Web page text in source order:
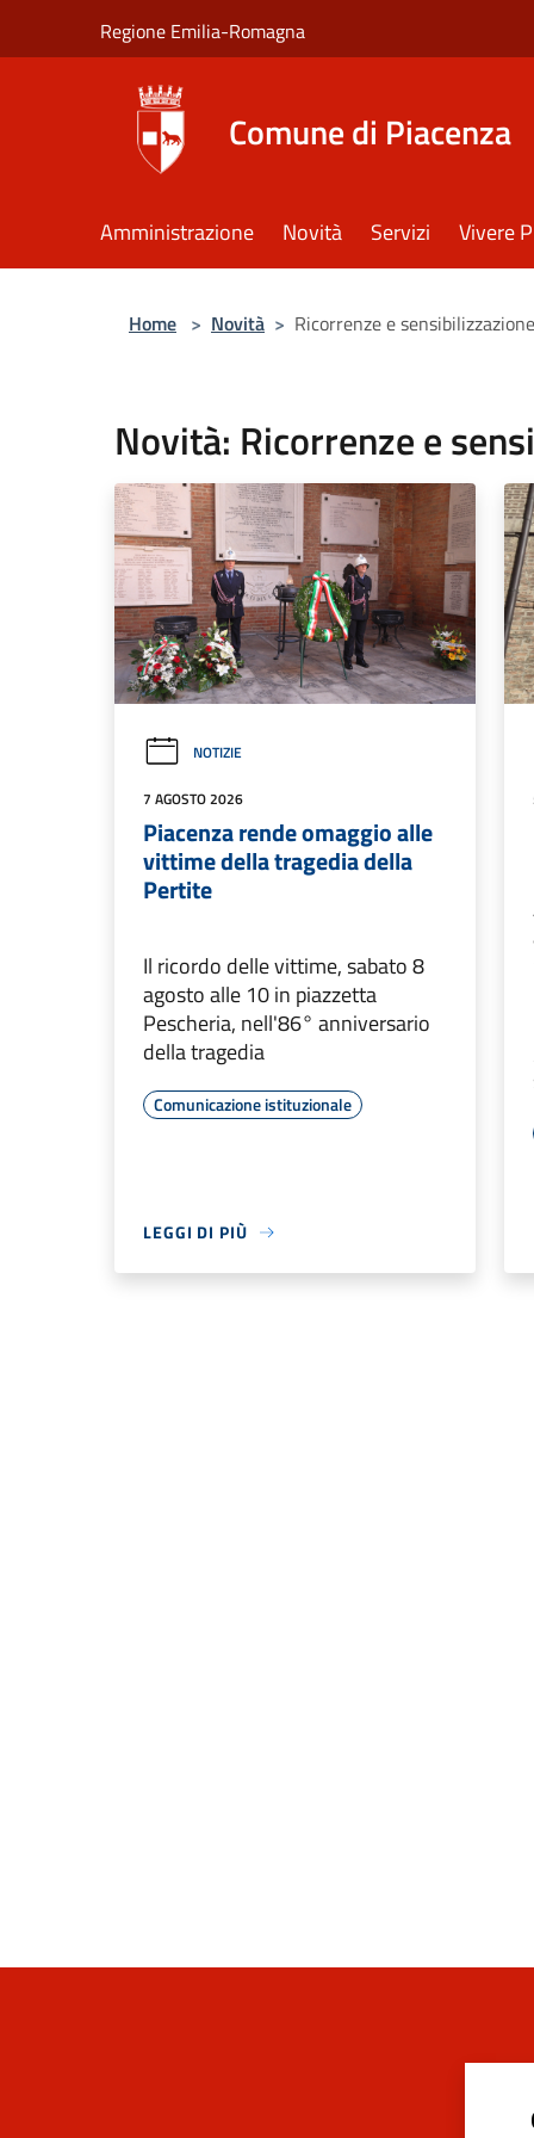
Regione Emilia-Romagna
Comune di Piacenza
Amministrazione Novità Servizi Vivere
Home > Novità > Ricorrenze e sensibilizzazione
Novità: Ricorrenze e
NOTIZIE
7 AGOSTO 2026
Piacenza rende omaggio alle
vittime della tragedia della
Pertite
Il ricordo delle vittime, sabato 8
agosto alle 10 in piazzetta
Pescheria, nell'86° anniversario
della tragedia
Comunicazione istituzionale
LEGGI DI PIÙ